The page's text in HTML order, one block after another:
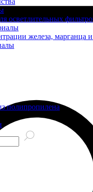
осветлительных
железа, марганца и
полипропилена